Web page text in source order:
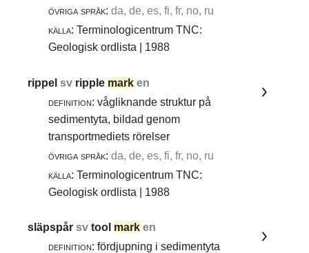
övriga språk: da, de, es, fi, fr, no, ru
källa: Terminologicentrum TNC:
Geologisk ordlista | 1988
rippelsv ripple mark en
definition: vågliknande struktur på
sedimentyta, bildad genom
transportmediets rörelser
övriga språk: da, de, es, fi, fr, no, ru
källa: Terminologicentrum TNC:
Geologisk ordlista | 1988
släpspårsvtool mark en
definition: fördjupning i sedimentyta